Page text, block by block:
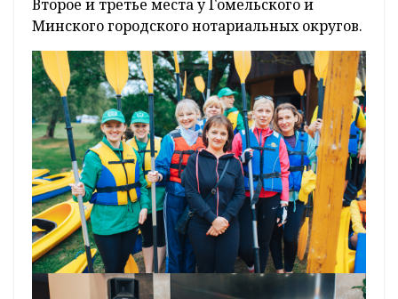
Второе и третье места у Гомельского и
Минского городского нотариальных округов.